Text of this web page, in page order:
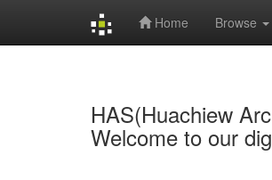
Home Browse
HAS(Huachiew
Welcome to our